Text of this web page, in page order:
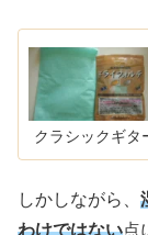
クラシックギタ
しかしながら、
わけではない点